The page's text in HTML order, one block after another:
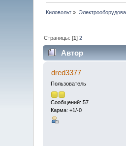
Киловольт »
Страницы: [1]2
Автор
dred3377
Пользователь
Сообщений: 57
Карма: +1/-0